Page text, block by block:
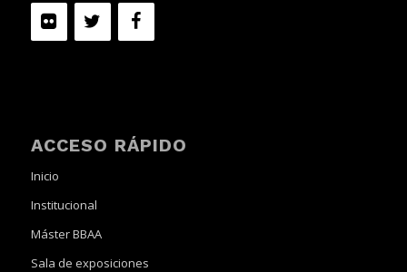
ACCESO RÁPIDO
Inicio
Institucional
Máster BBAA
Sala de exposiciones